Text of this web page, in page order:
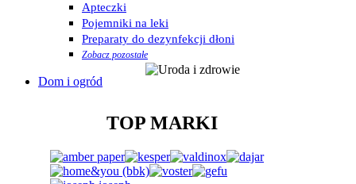
Apteczki
Pojemniki na leki
Preparaty do dezynfekcji dłoni
Zobacz pozostałe
Dom i ogród
TOP MARKI